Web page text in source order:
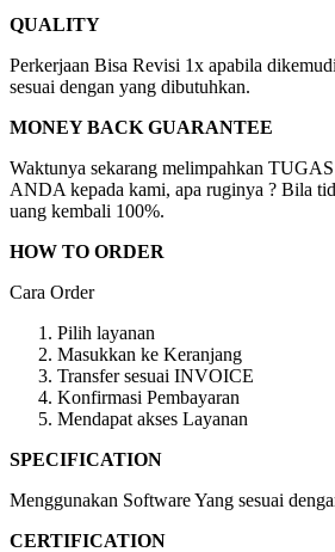
QUALITY
Perkerjaan Bisa Revisi 1x apabila
sesuai dengan yang dibutuhkan.
MONEY BACK GUARANTEE
Waktunya sekarang melimpahkan
ANDA kepada kami, apa ruginya ? Bila
uang kembali 100%.
HOW TO ORDER
Cara Order
Pilih layanan
Masukkan ke Keranjang
Transfer sesuai INVOICE
Konfirmasi Pembayaran
Mendapat akses Layanan
SPECIFICATION
Menggunakan Software Yang sesuai
CERTIFICATION